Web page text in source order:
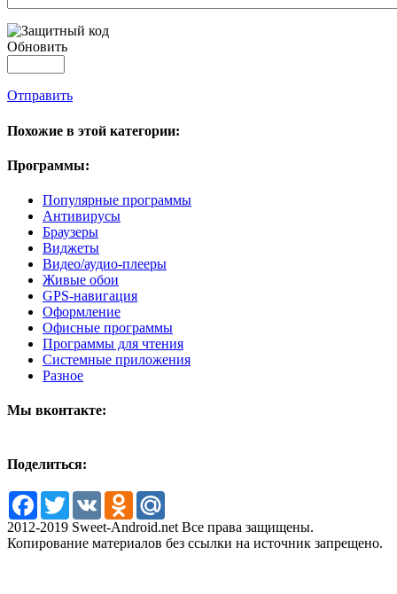
Обновить
Отправить
Похожие в этой категории:
Программы:
Популярные программы
Антивирусы
Браузеры
Виджеты
Видео/аудио-плееры
Живые обои
GPS-навигация
Оформление
Офисные программы
Программы для чтения
Системные приложения
Разное
Мы вконтакте:
Поделиться:
Facebook
TwitterVK Odnoklassniki
2012-2019 Sweet-Android.net Все права защищены.
Копирование материалов без ссылки на источник запрещено.